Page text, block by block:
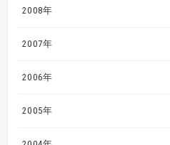
2008年
2007年
2006年
2005年